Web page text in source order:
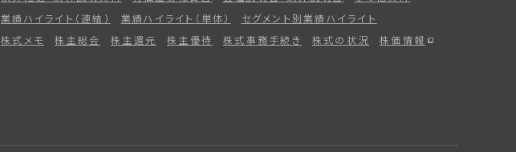
業績ハイライト（連結） 業績ハイライト（単体）
セグメント別業績ハイライト
株式メモ 株主総会 株主還元 株主優待 株式事務手続き 株式の状況
株価情報